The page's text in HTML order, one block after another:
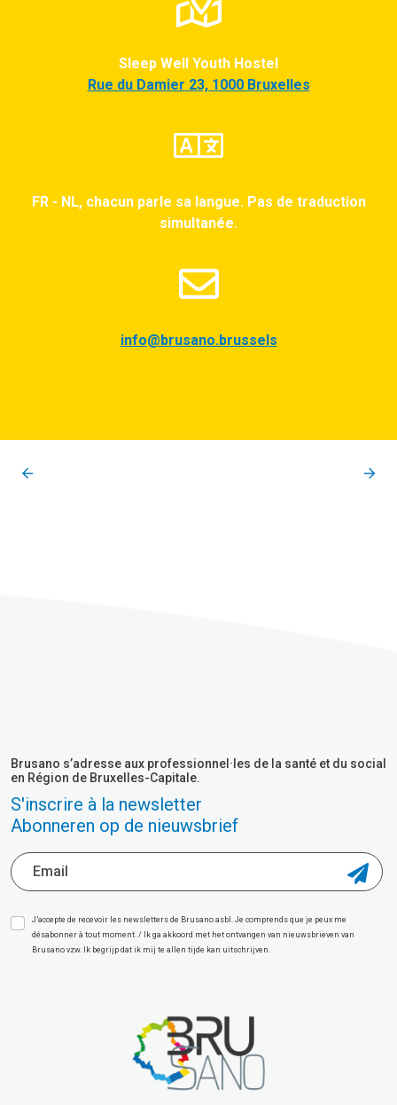
Sleep Well Youth Hostel
Rue du Damier 23, 1000 Bruxelles
FR - NL, chacun parle sa langue. Pas de traduction
simultanée.
info@brusano.brussels
Brusano s’adresse aux professionnel·les de la santé et du social
en Région de Bruxelles-Capitale.
S'inscrire à la newsletter
Abonneren op de nieuwsbrief
J’accepte de recevoir les newsletters de Brusano asbl. Je comprends que je peux me
désabonner à tout moment. / Ik ga akkoord met het ontvangen van nieuwsbrieven van
Brusano vzw. Ik begrijp dat ik mij te allen tijde kan uitschrijven.